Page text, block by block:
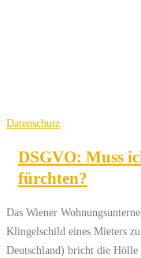
Datenschutz
DSGVO: Muss
fürchten?
Das Wiener
Klingelschild eines Mieters
Deutschland) bricht die